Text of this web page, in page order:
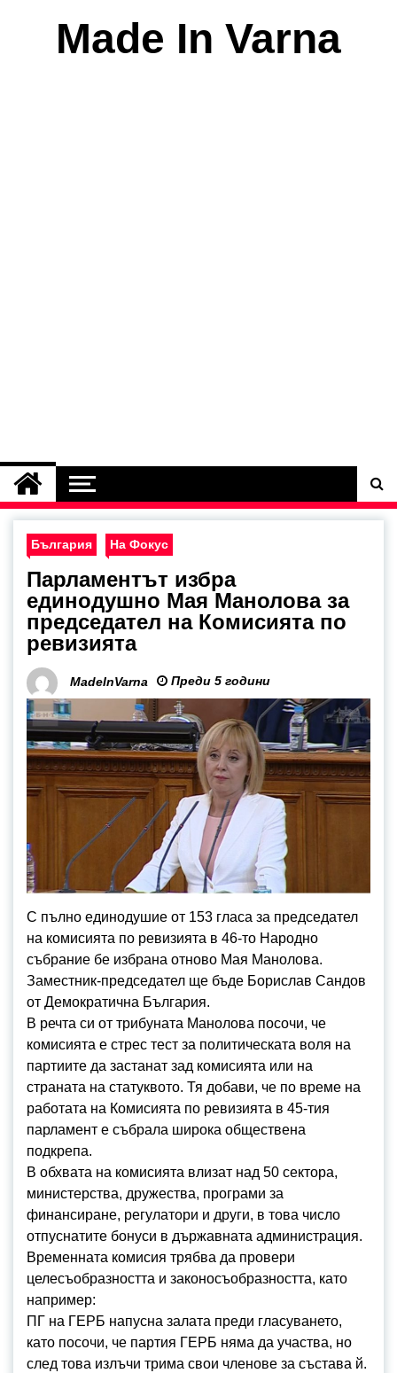
Made In Varna
България На Фокус
Парламентът избра
единодушно Мая Манолова за
председател на Комисията по
ревизията
MadeInVarna Преди 5 години
С пълно единодушие от 153 гласа за председател
на комисията по ревизията в 46-то Народно
събрание бе избрана отново Мая Манолова.
Заместник-председател ще бъде Борислав Сандов
от Демократична България.
В речта си от трибуната Манолова посочи, че
комисията е стрес тест за политическата воля на
партиите да застанат зад комисията или на
страната на статуквото. Тя добави, че по време на
работата на Комисията по ревизията в 45-тия
парламент е събрала широка обществена
подкрепа.
В обхвата на комисията влизат над 50 сектора,
министерства, дружества, програми за
финансиране, регулатори и други, в това число
отпуснатите бонуси в държавната администрация.
Временната комисия трябва да провери
целесъобразността и законосъобразността, като
например:
ПГ на ГЕРБ напусна залата преди гласуването,
като посочи, че партия ГЕРБ няма да участва, но
след това излъчи трима свои членове за състава й.